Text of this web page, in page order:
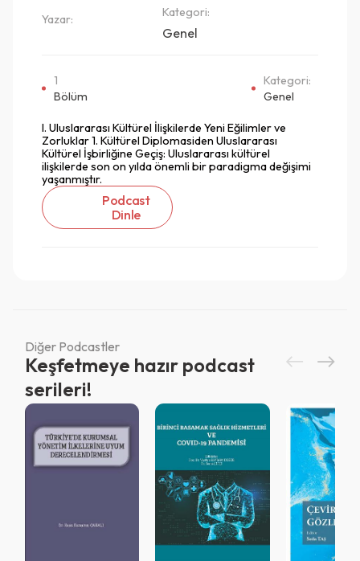
Yazar: Kategori:
Genel
1
Bölüm
Kategori:
Genel
I. Uluslararası Kültürel İlişkilerde Yeni Eğilimler ve
Zorluklar 1. Kültürel Diplomasiden Uluslararası
Kültürel İşbirliğine Geçiş: Uluslararası kültürel
ilişkilerde son on yılda önemli bir paradigma değişimi
yaşanmıştır.
Podcast
Dinle
Diğer Podcastler
Keşfetmeye hazır podcast
serileri!
Giriş
Vazgeç
Vazgeç
QR Code taraması başarılı.
Sistemi kurumu ile kullanıyorsunuz.
Vazgeç